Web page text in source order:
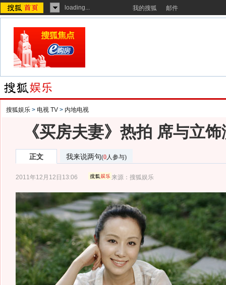
loading... 我的搜狐 邮件
搜狐娱乐 > 电视 TV > 内地电视
《买房夫妻》热拍 席与立
正文 我来说两句(0人参与)
2011年12月12日13:06 来源：搜狐娱乐